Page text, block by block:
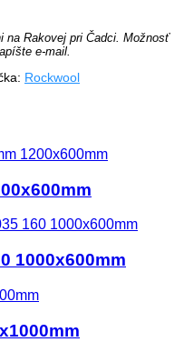
na Rakovej pri Čadci. Možnosť
e-mail.
Rockwool
1000x600mm